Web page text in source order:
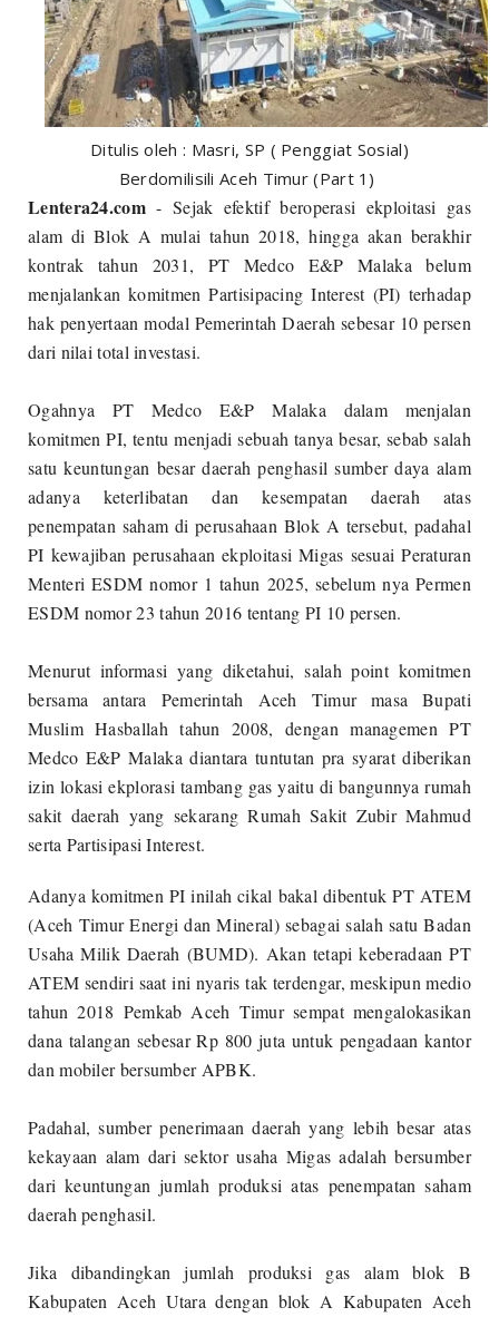
Ditulis oleh : Masri, SP ( Penggiat Sosial)
Berdomilisili Aceh Timur (Part 1)
Lentera24.com- Sejak efektif beroperasi ekploitasi gas
alam di Blok A mulai tahun 2018, hingga akan berakhir
kontrak tahun 2031, PT Medco E&P Malaka belum
menjalankan komitmen Partisipacing Interest (PI) terhadap
hak penyertaan modal Pemerintah Daerah sebesar 10 persen
dari nilai total investasi.
Ogahnya PT Medco E&P Malaka dalam menjalan
komitmen PI, tentu menjadi sebuah tanya besar, sebab salah
satu keuntungan besar daerah penghasil sumber daya alam
adanya keterlibatan dan kesempatan daerah atas
penempatan saham di perusahaan Blok A tersebut, padahal
PI kewajiban perusahaan ekploitasi Migas sesuai Peraturan
Menteri ESDM nomor 1 tahun 2025, sebelum nya Permen
ESDM nomor 23 tahun 2016 tentang PI 10 persen.
Menurut informasi yang diketahui, salah point komitmen
bersama antara Pemerintah Aceh Timur masa Bupati
Muslim Hasballah tahun 2008, dengan managemen PT
Medco E&P Malaka diantara tuntutan pra syarat diberikan
izin lokasi ekplorasi tambang gas yaitu di bangunnya rumah
sakit daerah yang sekarang Rumah Sakit Zubir Mahmud
serta Partisipasi Interest.
Adanya komitmen PI inilah cikal bakal dibentuk PT ATEM
(Aceh Timur Energi dan Mineral) sebagai salah satu Badan
Usaha Milik Daerah (BUMD). Akan tetapi keberadaan PT
ATEM sendiri saat ini nyaris tak terdengar, meskipun medio
tahun 2018 Pemkab Aceh Timur sempat mengalokasikan
dana talangan sebesar Rp 800 juta untuk pengadaan kantor
dan mobiler bersumber APBK.
Padahal, sumber penerimaan daerah yang lebih besar atas
kekayaan alam dari sektor usaha Migas adalah bersumber
dari keuntungan jumlah produksi atas penempatan saham
daerah penghasil.
Jika dibandingkan jumlah produksi gas alam blok B
Kabupaten Aceh Utara dengan blok A Kabupaten Aceh